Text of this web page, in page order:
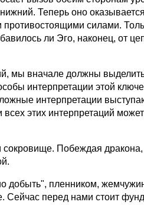
Теперь оно
силами.
ли Эго, наконец, от
мы вначале должны
интерпретации этой
интерпретации
этих интерпретаций
Побеждая дракона,
добыть", пленником,
Сейчас перед нами стоит